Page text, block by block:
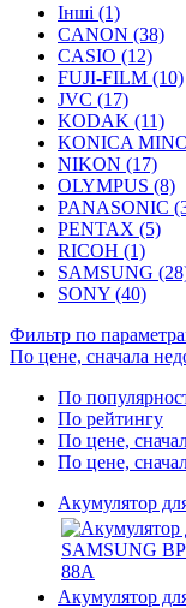
Інші (1)
CANON (38)
CASIO (12)
FUJI-FILM (10)
JVC (17)
KODAK (11)
KONICA
NIKON (17)
OLYMPUS (8)
PANASONIC
PENTAX (5)
RICOH (1)
SAMSUNG
SONY (40)
Фильтр по
По цене, сначала
По
По рейтингу
По цене,
По цене,
Акумулятор
Акумулятор